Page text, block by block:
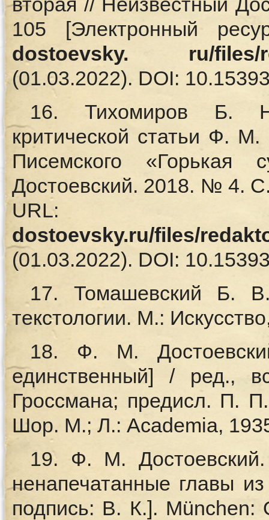
105 [Электронный
dostoevsky. ru/files/
(01.03.2022). DOI:
16. Тихомиров Б.
критической статьи Ф.
Писемского «Горькая
Достоевский. 2018. № 4.
dostoevsky.ru/files/
(01.03.2022). DOI:
17. Томашевский Б.
текстологии. М.:
18. Ф. М.
единственный] / ред.,
Гроссмана; предисл. П.
Шор. М.; Л.: Academia,
19. Ф. М. Достоевский.
ненапечатанные главы
подпись: В. К.]. München: